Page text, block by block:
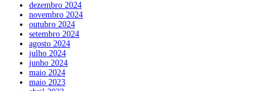
dezembro 2024
novembro 2024
outubro 2024
setembro 2024
agosto 2024
julho 2024
junho 2024
maio 2024
maio 2023